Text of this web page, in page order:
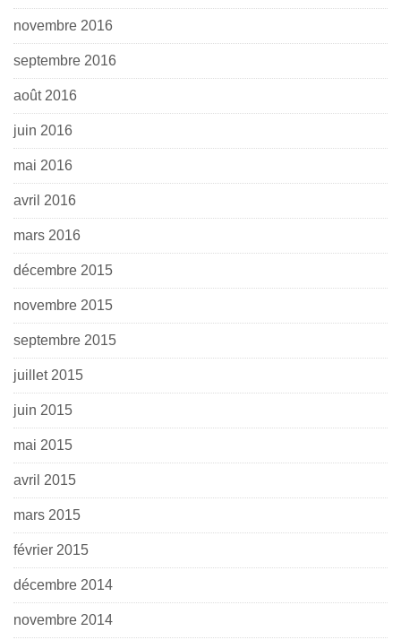
novembre 2016
septembre 2016
août 2016
juin 2016
mai 2016
avril 2016
mars 2016
décembre 2015
novembre 2015
septembre 2015
juillet 2015
juin 2015
mai 2015
avril 2015
mars 2015
février 2015
décembre 2014
novembre 2014